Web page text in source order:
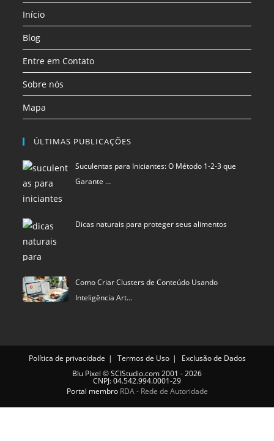
nova
aba
aba
aba
Início
Blog
Entre em Contato
Sobre nós
Mapa
ÚLTIMAS PUBLICAÇÕES
Suculentas para Iniciantes: O Método 1-2-3 que
Garante …
Dicas naturais para proteger seus alimentos
Como Criar Clusters de Conteúdo Usando
Inteligência Art…
Política de privacidade Termos de Uso
Exclusão de Dados
Blu Pixel ©SCIStudio.com2001 - 2026
CNPJ: 04.542.994.0001-29
Portal membro RDA - Rede de Autoridade